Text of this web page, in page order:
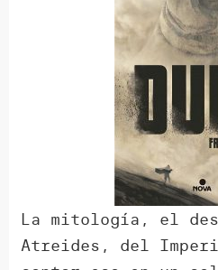
La mitología, el
Atreides, del